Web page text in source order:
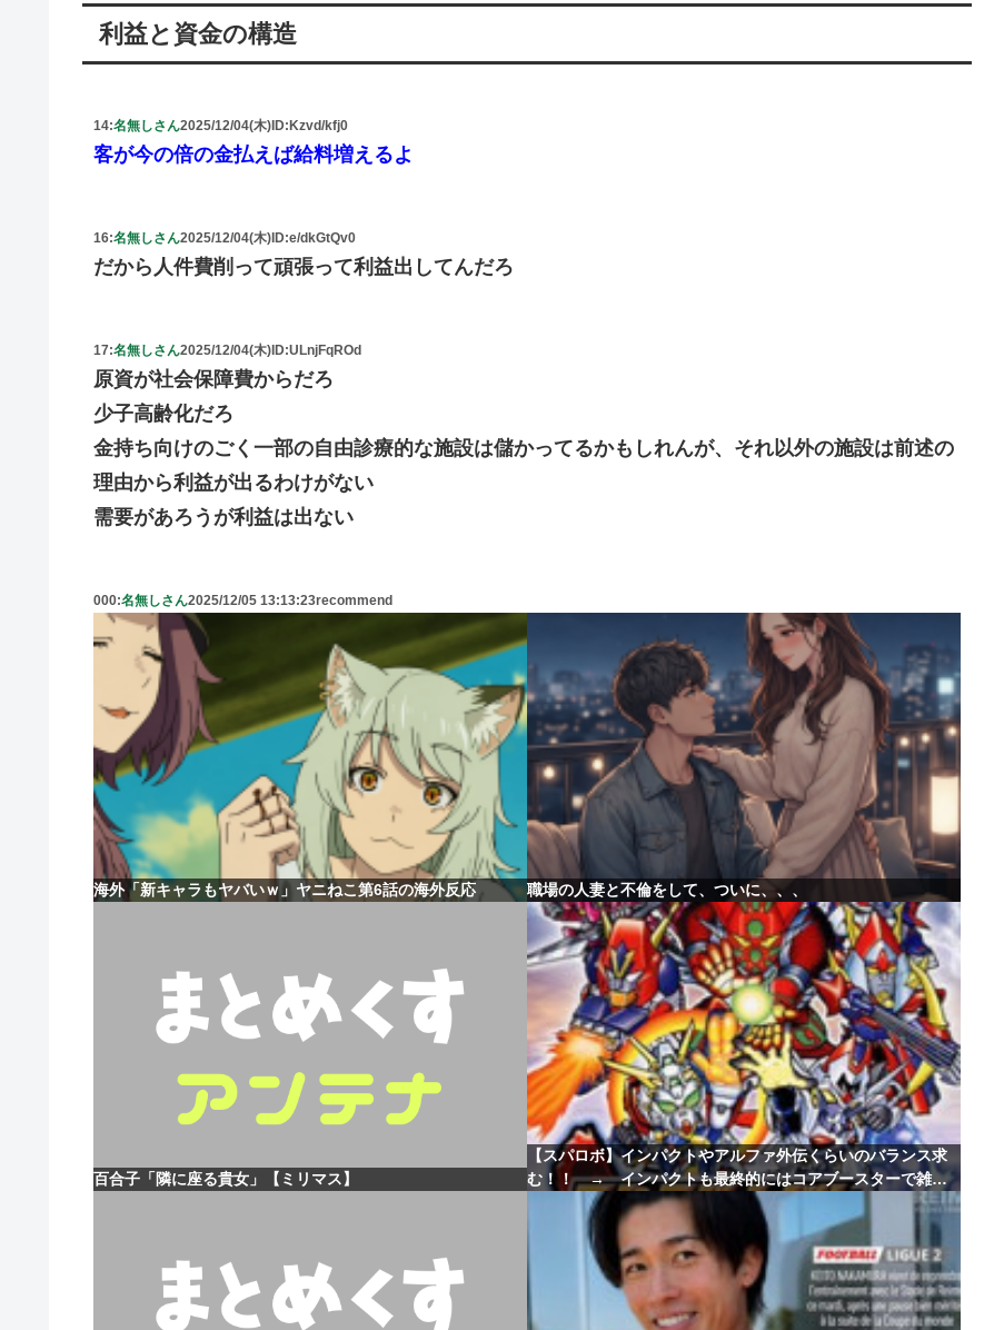
利益と資金の構造
14:名無しさん2025/12/04(木) ID:Kzvd/kfj0
客が今の倍の金払えば給料増えるよ
16:名無しさん2025/12/04(木) ID:e/dkGtQv0
だから人件費削って頑張って利益出してんだろ
17:名無しさん2025/12/04(木) ID:ULnjFqROd
原資が社会保障費からだろ
少子高齢化だろ
金持ち向けのごく一部の自由診療的な施設は儲かってるかもしれんが、それ以外の施設は前述の
理由から利益が出るわけがない
需要があろうが利益は出ない
000:名無しさん2025/12/05 13:13:23recommend
海外「新キャラもヤバいｗ」ヤニねこ第6話の海外反応 職場の人妻と不倫をして、ついに、、、
百合子「隣に座る貴女」【ミリマス】
【スパロボ】インパクトやアルファ外伝くらいのバランス求
む！！ → インパクトも最終的にはコアブースターで雑魚
は一撃で倒せてたけどね